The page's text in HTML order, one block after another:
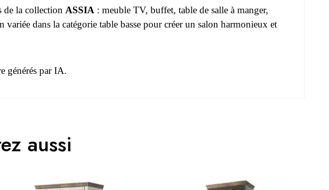
de la collection ASSIA : meuble TV, buffet, table de salle à manger,
variée dans la catégorie table basse pour créer un salon harmonieux et
générés par IA.
aussi